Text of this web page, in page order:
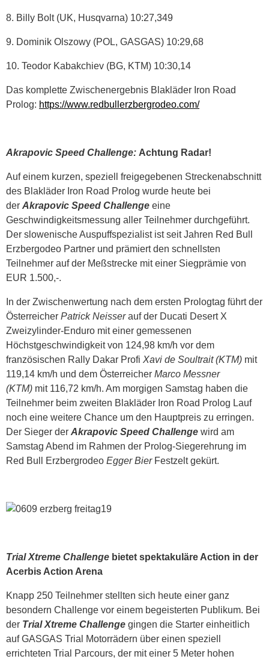
8. Billy Bolt (UK, Husqvarna) 10:27,349
9. Dominik Olszowy (POL, GASGAS) 10:29,68
10. Teodor Kabakchiev (BG, KTM) 10:30,14
Das komplette Zwischenergebnis Blakläder Iron Road
Prolog: https://www.redbullerzbergrodeo.com/
Akrapovic Speed Challenge: Achtung Radar!
Auf einem kurzen, speziell freigegebenen Streckenabschnitt
des Blakläder Iron Road Prolog wurde heute bei
der Akrapovic Speed Challenge eine
Geschwindigkeitsmessung aller Teilnehmer durchgeführt.
Der slowenische Auspuffspezialist ist seit Jahren Red Bull
Erzbergodeo Partner und prämiert den schnellsten
Teilnehmer auf der Meßstrecke mit einer Siegprämie von
EUR 1.500,-.
In der Zwischenwertung nach dem ersten Prologtag führt der
Österreicher Patrick Neisserauf der Ducati Desert X
Zweizylinder-Enduro mit einer gemessenen
Höchstgeschwindigkeit von 124,98 km/h vor dem
französischen Rally Dakar Profi Xavi de Soultrait (KTM) mit
119,14 km/h und dem Österreicher Marco Messner
(KTM) mit 116,72 km/h. Am morgigen Samstag haben die
Teilnehmer beim zweiten Blakläder Iron Road Prolog Lauf
noch eine weitere Chance um den Hauptpreis zu erringen.
Der Sieger der Akrapovic Speed Challenge wird am
Samstag Abend im Rahmen der Prolog-Siegerehrung im
Red Bull Erzbergrodeo Egger BierFestzelt gekürt.
Trial Xtreme Challenge bietet spektakuläre Action in der
Acerbis Action Arena
Knapp 250 Teilnehmer stellten sich heute einer ganz
besondern Challenge vor einem begeisterten Publikum. Bei
der Trial Xtreme Challenge gingen die Starter einheitlich
auf GASGAS Trial Motorrädern über einen speziell
errichteten Trial Parcours, der mit einer 5 Meter hohen